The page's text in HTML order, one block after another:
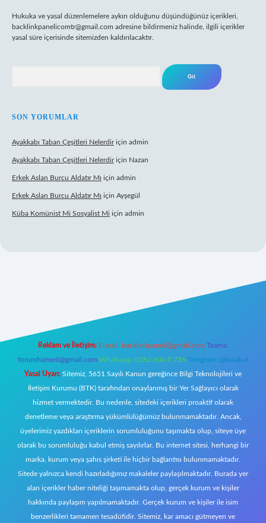
Hukuka ve yasal düzenlemelere aykırı olduğunu düşündüğünüz içerikleri,
backlinkpanelicomtr@gmail.com adresine bildirmeniz halinde, ilgili içerikler
yasal süre içerisinde sitemizden kaldırılacaktır.
SON YORUMLAR
Ayakkabı Taban Çeşitleri Nelerdiriçin admin
Ayakkabı Taban Çeşitleri Nelerdiriçin Nazan
Erkek Aslan Burcu Aldatır Mı için admin
Erkek Aslan Burcu Aldatır Mı için Ayşegül
Küba Komünist Mi Sosyalist Mi için admin
Reklam ve İletişim: E-mail: backlinkpaneli@gmail.com Teams:
forumhizmeti@gmail.com Whatsapp: 0262 606 0 726 Telegram: @karabul
Yasal Uyarı: Sitemiz, 5651 Sayılı Kanun gereğince Bilgi Teknolojileri ve
İletişim Kurumu (BTK) tarafından onaylanmış bir Yer Sağlayıcı olarak
hizmet vermektedir. Bu nedenle, sitedeki içerikleri proaktif olarak
denetleme veya araştırma yükümlülüğümüz bulunmamaktadır. Ancak,
üyelerimiz yazdıkları içeriklerin sorumluluğunu taşımakta olup, siteye üye
olarak bu sorumluluğu kabul etmiş sayılırlar. Bu internet sitesi, herhangi bir
marka, kurum veya şahıs şirketi ile hiçbir bağlantısı bulunmamaktadır.
Sitede yalnızca kendi hazırladığımız makaleler paylaşılmaktadır. Burada yer
alan içerikler haber niteliği taşımamakta olup, gerçek kurum ve kişiler
hakkında paylaşım yapılmamaktadır. Gerçek kurum ve kişiler ile isim
benzerlikleri tamamen tesadüfidir. Sitemiz, kar amacı gütmeyen ve